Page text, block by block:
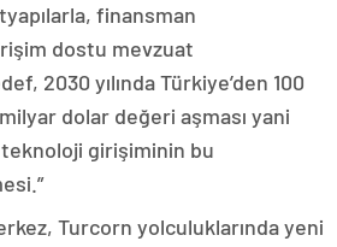
finansman
dostu mevzuat
2030 yılında Türkiye’den 100
dolar değeri aşması yani
teknoloji girişiminin bu
Turcorn yolculuklarında yeni